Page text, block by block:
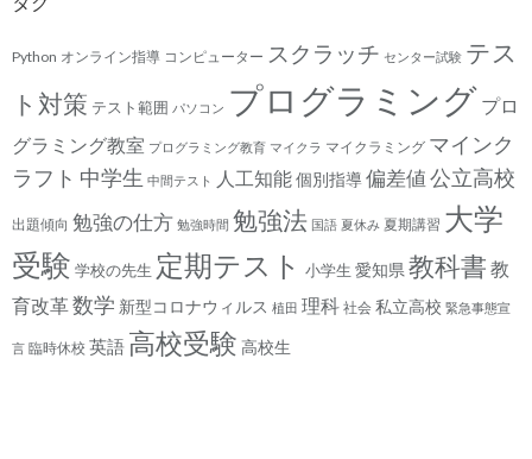
Python オンライン指導 コンピューター スクラッチ センター試験 テス
ト対策 テスト範囲 パソコン プログラミング プロ
グラミング教室 プログラミング教育 マイクラ マイクラミング マインク
ラフト 中学生 中間テスト 人工知能個別指導偏差値 公立高校
出題傾向 勉強の仕方 勉強時間 勉強法 国語 夏休み 夏期講習 大学
受験 学校の先生 定期テスト 小学生 愛知県 教科書 教
育改革数学 新型コロナウィルス 植田 理科 社会 私立高校 緊急事態宣
言 臨時休校 英語 高校受験 高校生